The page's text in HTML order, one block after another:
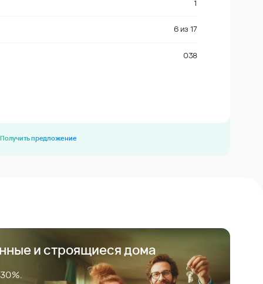
1
6 из 17
038
Получить предложение
и строящиеся дома